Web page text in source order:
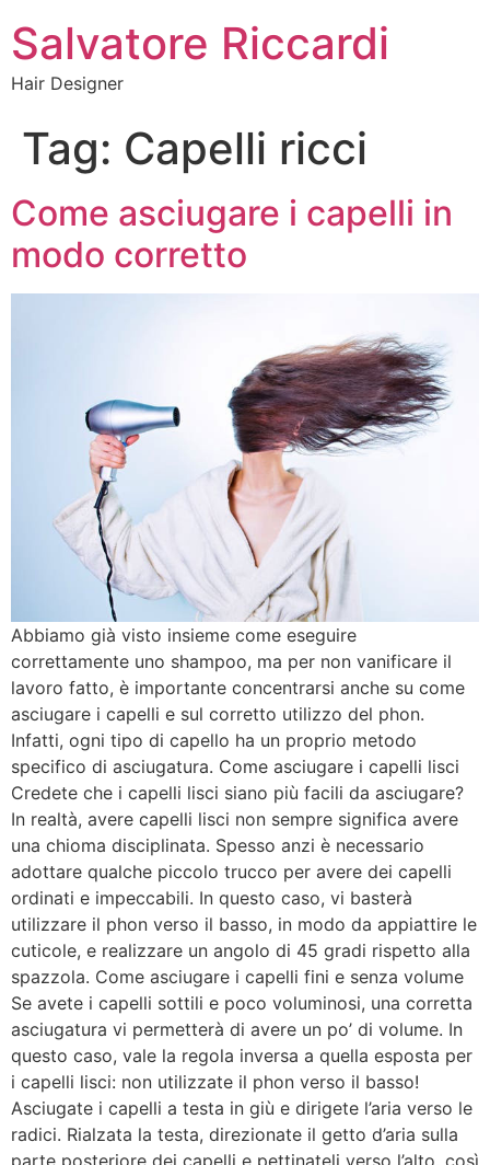
Salvatore Riccardi
Hair Designer
Tag: Capelli ricci
Come asciugare i capelli in
modo corretto
Abbiamo già visto insieme come eseguire
correttamente uno shampoo, ma per non vanificare il
lavoro fatto, è importante concentrarsi anche su come
asciugare i capelli e sul corretto utilizzo del phon.
Infatti, ogni tipo di capello ha un proprio metodo
specifico di asciugatura. Come asciugare i capelli lisci
Credete che i capelli lisci siano più facili da asciugare?
In realtà, avere capelli lisci non sempre significa avere
una chioma disciplinata. Spesso anzi è necessario
adottare qualche piccolo trucco per avere dei capelli
ordinati e impeccabili. In questo caso, vi basterà
utilizzare il phon verso il basso, in modo da appiattire le
cuticole, e realizzare un angolo di 45 gradi rispetto alla
spazzola. Come asciugare i capelli fini e senza volume
Se avete i capelli sottili e poco voluminosi, una corretta
asciugatura vi permetterà di avere un po’ di volume. In
questo caso, vale la regola inversa a quella esposta per
i capelli lisci: non utilizzate il phon verso il basso!
Asciugate i capelli a testa in giù e dirigete l’aria verso le
radici. Rialzata la testa, direzionate il getto d’aria sulla
parte posteriore dei capelli e pettinateli verso l’alto, così